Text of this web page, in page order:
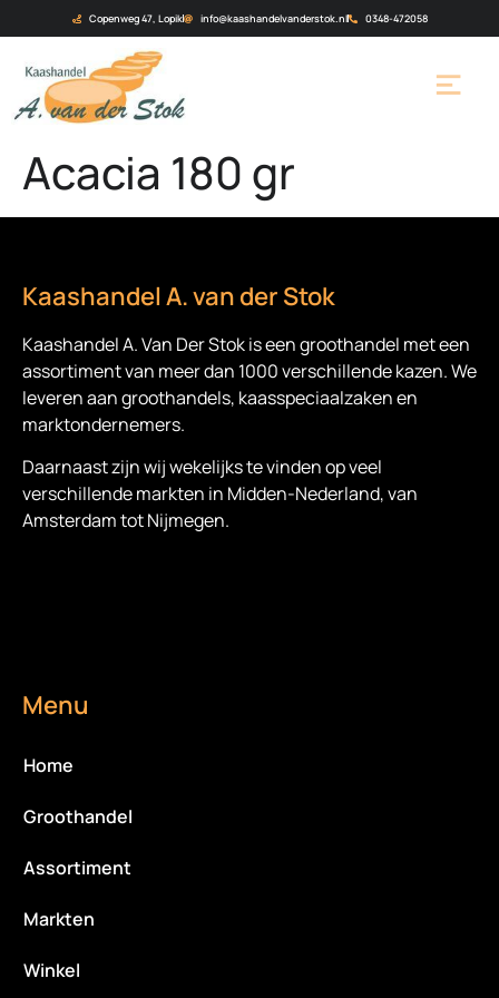
Copenweg 47, Lopik info@kaashandelvanderstok.nl 0348-472058
Acacia 180 gr
Kaashandel A. van der Stok
Kaashandel A. Van Der Stok is eengroothandel met een
assortiment van meer dan 1000 verschillende kazen. We
leveren aan groothandels, kaasspeciaalzaken en
marktondernemers.
Daarnaast zijn wij wekelijks te vinden op veel
verschillende markten in Midden-Nederland, van
Amsterdam tot Nijmegen.
Menu
Home
Groothandel
Assortiment
Markten
Winkel